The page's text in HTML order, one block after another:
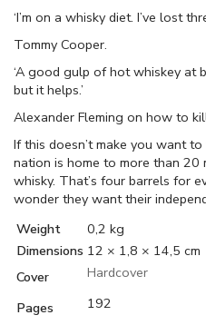
‘I’m on a whisky diet. I’ve lost
Tommy Cooper.
‘A good gulp of hot whiskey at
but it helps.’
Alexander Fleming on how to
If this doesn’t make you want
nation is home to more than 20
whisky. That’s four barrels for
wonder they want their
Weight
0,2 kg
Dimensions 12 × 1,8 × 14,5 cm
Cover
Hardcover
Pages
192